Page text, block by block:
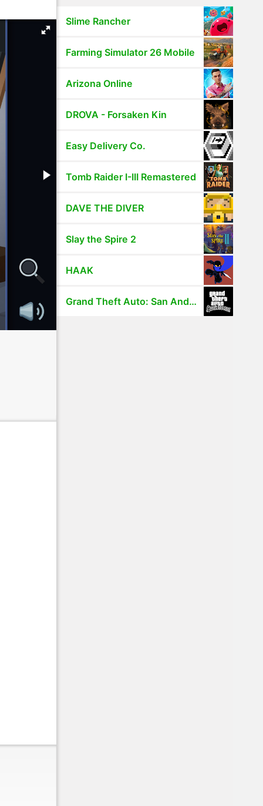
Slime Rancher
Farming Simulator 26 Mobile
Arizona Online
DROVA - Forsaken Kin
Easy Delivery Co.
Tomb Raider I-III Remastered
DAVE THE DIVER
Slay the Spire 2
HAAK
Grand Theft Auto: San Andreas